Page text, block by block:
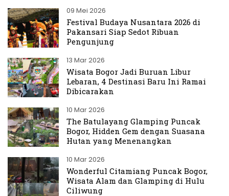
09 Mei 2026
Festival Budaya Nusantara 2026 di
Pakansari Siap Sedot Ribuan
Pengunjung
13 Mar 2026
Wisata Bogor Jadi Buruan Libur
Lebaran, 4 Destinasi Baru Ini Ramai
Dibicarakan
10 Mar 2026
The Batulayang Glamping Puncak
Bogor, Hidden Gem dengan Suasana
Hutan yang Menenangkan
10 Mar 2026
Wonderful Citamiang Puncak Bogor,
Wisata Alam dan Glamping di Hulu
Ciliwung